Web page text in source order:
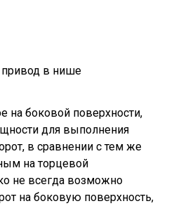
в нише
на боковой поверхности,
для выполнения
в сравнении с тем же
на торцевой
не всегда возможно
на боковую поверхность,